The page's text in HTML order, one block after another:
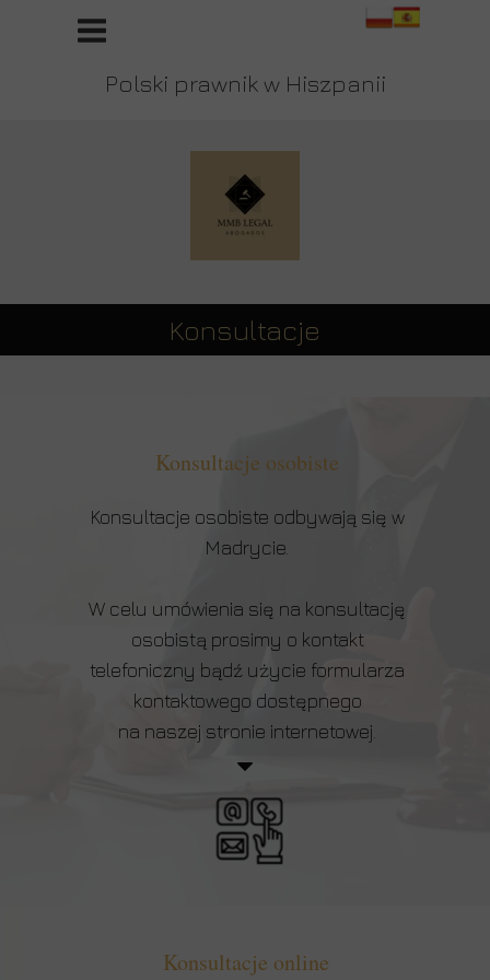
Konsultacje
Konsultacje online
Konsultacje osobiste
Konsultacje osobiste odbywają się w
Madrycie.
W celu umówienia się na konsultację
osobistą prosimy o kontakt
telefoniczny bądź użycie formularza
kontaktowego dostępnego
na naszej stronie internetowej.
Polski prawnik w Hiszpanii